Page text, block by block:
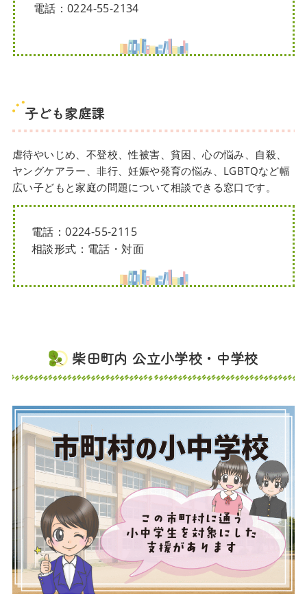
電話：0224-55-2134
子ども家庭課
虐待やいじめ、不登校、性被害、貧困、心の悩み、自殺、
ヤングケアラー、非行、妊娠や発育の悩み、LGBTQなど幅
広い子どもと家庭の問題について相談できる窓口です。
電話：0224-55-2115
相談形式：電話・対面
柴田町内 公立小学校・中学校